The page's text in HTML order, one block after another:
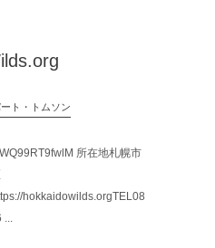
ート・トムソン
所在地札幌市
hokkaidowilds.orgTEL08
...